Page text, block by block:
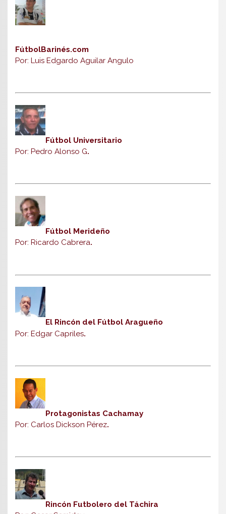
FútbolBarinés.com
Por: Luis Edgardo Aguilar Angulo
Fútbol Universitario
Por: Pedro Alonso G.
Fútbol Merideño
Por: Ricardo Cabrera.
El Rincón del Fútbol Aragueño
Por: Edgar Capriles.
Protagonistas Cachamay
Por: Carlos Dickson Pérez.
Rincón Futbolero del Táchira